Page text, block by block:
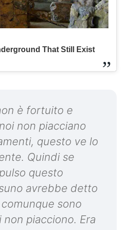
è fortuito e
non piacciano
questo ve lo
Quindi se
questo
avrebbe detto
sono
piacciono. Era